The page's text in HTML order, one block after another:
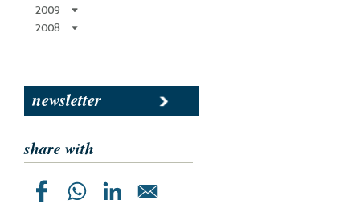
2009
2008
newsletter
share with